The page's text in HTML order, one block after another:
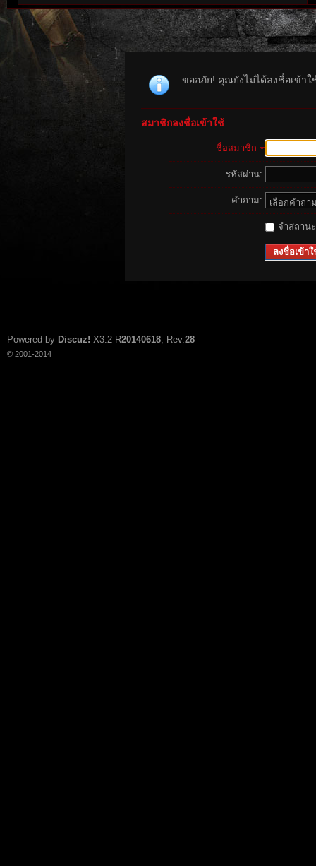
ขออภัย! คุณยังไม่ได้ลงชื่อเข้า
สมาชิกลงชื่อเข้าใช้
ชื่อสมาชิก
รหัสผ่าน:
คำถาม:
จำสถาน
ลงชื่อเข้าใ
Powered by Discuz! X3.2 R20140618, Rev.28
© 2001-2014